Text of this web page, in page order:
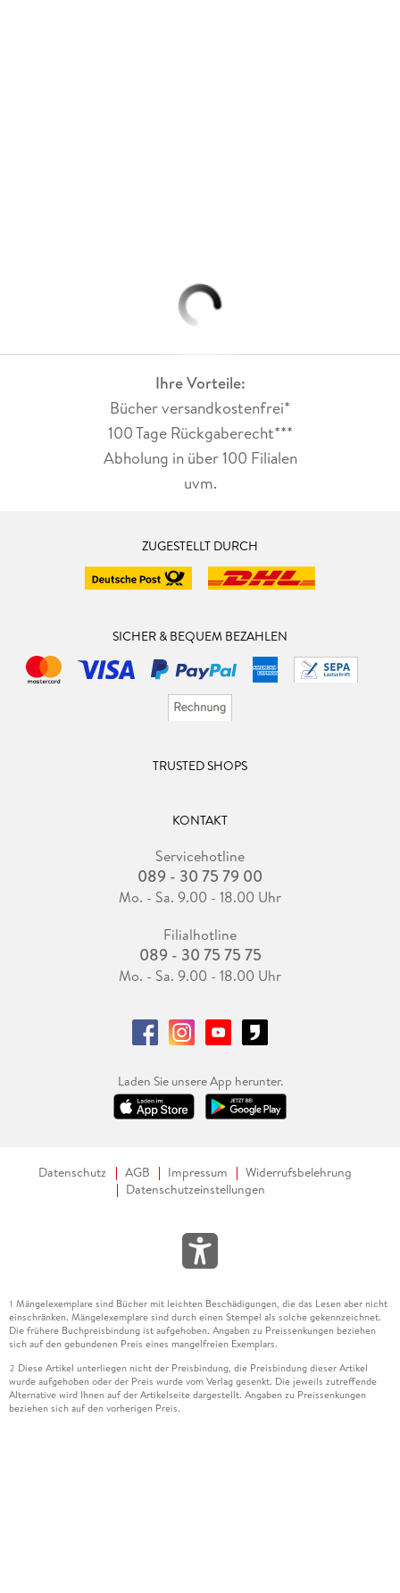
Ihre Vorteile:
Bücher versandkostenfrei*
100 Tage Rückgaberecht***
Abholung in über 100 Filialen
uvm.
ZUGESTELLT DURCH
SICHER & BEQUEM BEZAHLEN
TRUSTED SHOPS
KONTAKT
Servicehotline
089 - 30 75 79 00
Mo. - Sa. 9.00 - 18.00 Uhr
Filialhotline
089 - 30 75 75 75
Mo. - Sa. 9.00 - 18.00 Uhr
Laden Sie unsere App herunter.
Datenschutz AGB Impressum
Widerrufsbelehrung
Datenschutzeinstellungen
1 Mängelexemplare sind Bücher mit leichten Beschädigungen, die das Lesen aber nicht
einschränken. Mängelexemplare sind durch einen Stempel als solche gekennzeichnet.
Die frühere Buchpreisbindung ist aufgehoben. Angaben zu Preissenkungen beziehen
sich auf den gebundenen Preis eines mangelfreien Exemplars.
2 Diese Artikel unterliegen nicht der Preisbindung, die Preisbindung dieser Artikel
wurde aufgehoben oder der Preis wurde vom Verlag gesenkt. Die jeweils zutreffende
Alternative wird Ihnen auf der Artikelseite dargestellt. Angaben zu Preissenkungen
beziehen sich auf den vorherigen Preis.